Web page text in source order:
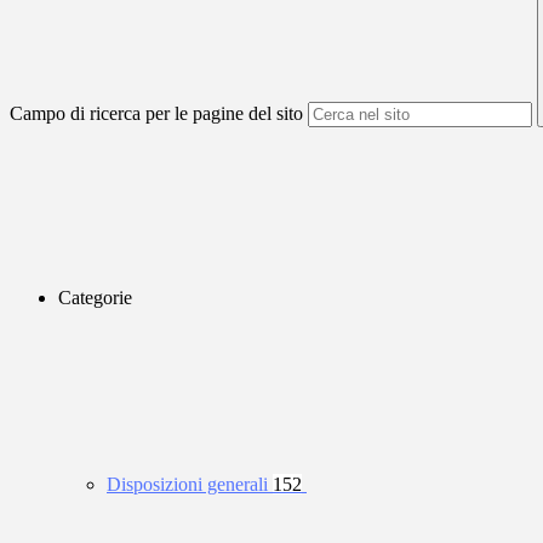
Campo di ricerca per le pagine del sito
Categorie
Disposizioni generali 152